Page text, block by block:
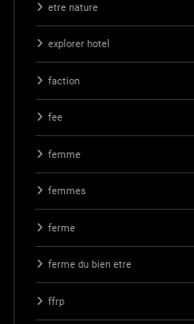
etre nature
explorer hotel
faction
fee
femme
femmes
ferme
ferme du bien etre
ffrp